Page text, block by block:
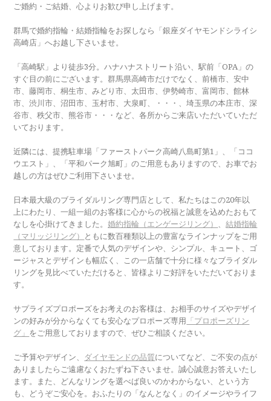
ご婚約・ご結婚、心よりお歓び申し上げます。
群馬で婚約指輪・結婚指輪をお探しなら「銀座ダイヤモンドシライシ
高崎店」へお越し下さいませ。
「高崎駅」より徒歩3分。ハナハナストリート沿い、駅前「OPA」の
すぐ目の前にございます。群馬県高崎市だけでなく、前橋市、安中
市、藤岡市、桐生市、みどり市、太田市、伊勢崎市、富岡市、館林
市、渋川市、沼田市、玉村市、大泉町、・・・、埼玉県の本庄市、深
谷市、秩父市、熊谷市・・・など、各所からご来店いただいていただ
いております。
近隣には、提携駐車場「ファーストパーク高崎八島町第1」、「ココ
ウエスト」、「平和パーク旭町」のご用意もありますので、お車でお
越しの方はぜひご利用下さいませ。
日本最大級のブライダルリング専門店として、私たちはこの20年以
上にわたり、一組一組のお客様に心からの祝福と誠意を込めたおもて
なしを心掛けてきました。 婚約指輪（エンゲージリング） 、結婚指輪
（マリッジリング） ともに数百種類以上の豊富なラインナップをご用
意しております。定番で人気のデザインや、シンプル、キュート、ゴ
ージャスとデザインも幅広く、この一店舗で十分に様々なブライダル
リングを見比べていただけると、皆様よりご好評をいただいておりま
す。
サプライズプロポーズをお考えのお客様は、お相手のサイズやデザイ
ンの好みが分からなくても安心なプロポーズ専用 「プロポーズリン
グ」 をご用意しておりますので、ぜひご相談ください。
ご予算やデザイン、 ダイヤモンドの品質についてなど、ご不安の点が
ありましたらご遠慮なくおたずね下さいませ。誠心誠意お答えいたし
ます。また、どんなリングを選べば良いのかわからない、という方
も、どうぞご安心を。おふたりの「なんとなく」のイメージやライフ